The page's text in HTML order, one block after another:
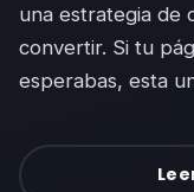
una estrategia de
convertir. Si tu
esperabas, esta